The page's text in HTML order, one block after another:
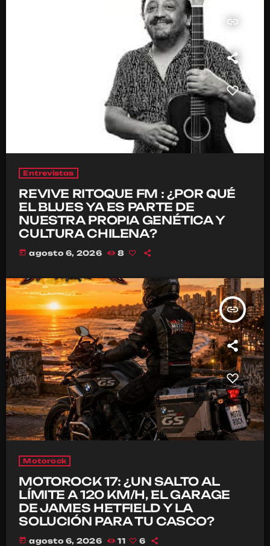
insert_link
Entrevistas
REVIVE RITOQUE FM : ¿POR QUÉ
EL BLUES YA ES PARTE DE
NUESTRA PROPIA GENÉTICA Y
CULTURA CHILENA?
today agosto 6, 2026 8
insert_link
Motorock
MOTOROCK 17: ¿UN SALTO AL
LÍMITE A 120 KM/H, EL GARAGE
DE JAMES HETFIELD Y LA
SOLUCIÓN PARA TU CASCO?
today agosto 6, 2026 11 6